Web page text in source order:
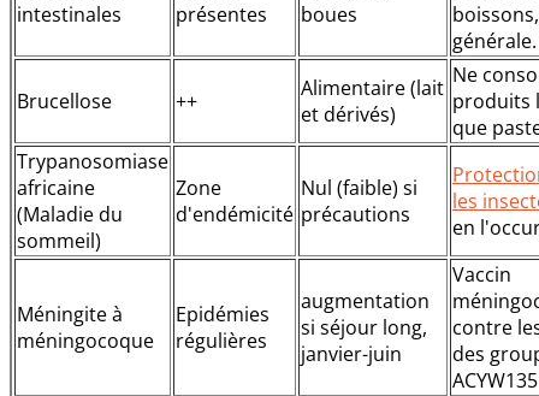
intestinales
présentes
boues
générale.
Brucellose ++
Alimentaire (lait
et dérivés)
Ne
produits
que
Trypanosomiase
africaine
(Maladie du
sommeil)
Zone
d'endémicité
Nul (faible) si
précautions
les
en
Méningite à
méningocoque
Epidémies
régulières
augmentation
si séjour long,
janvier-juin
Vaccin
contre
des